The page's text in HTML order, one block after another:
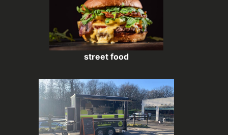
street food